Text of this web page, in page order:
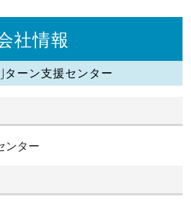
社情報
ターン支援センター
ンター